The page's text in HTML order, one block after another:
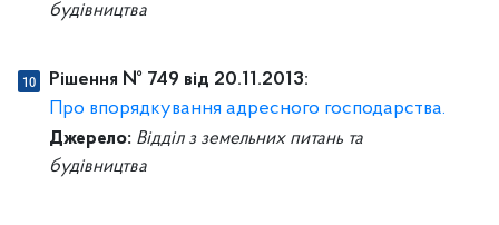
будівництва
Рішення № 749 від 20.11.2013:
Про впорядкування адресного господарства.
Джерело: Відділ з земельних питань та
будівництва